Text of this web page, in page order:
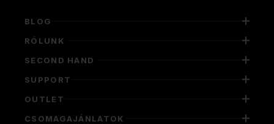
BLOG
RÓLUNK
SECOND HAND
SUPPORT
OUTLET
CSOMAGAJÁNLATOK